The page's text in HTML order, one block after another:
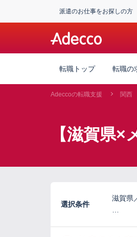
派遣のお仕事をお探しの方
転職トップ 転職の
Adeccoの転職支援 関西
【滋賀県
選択条件
滋賀県